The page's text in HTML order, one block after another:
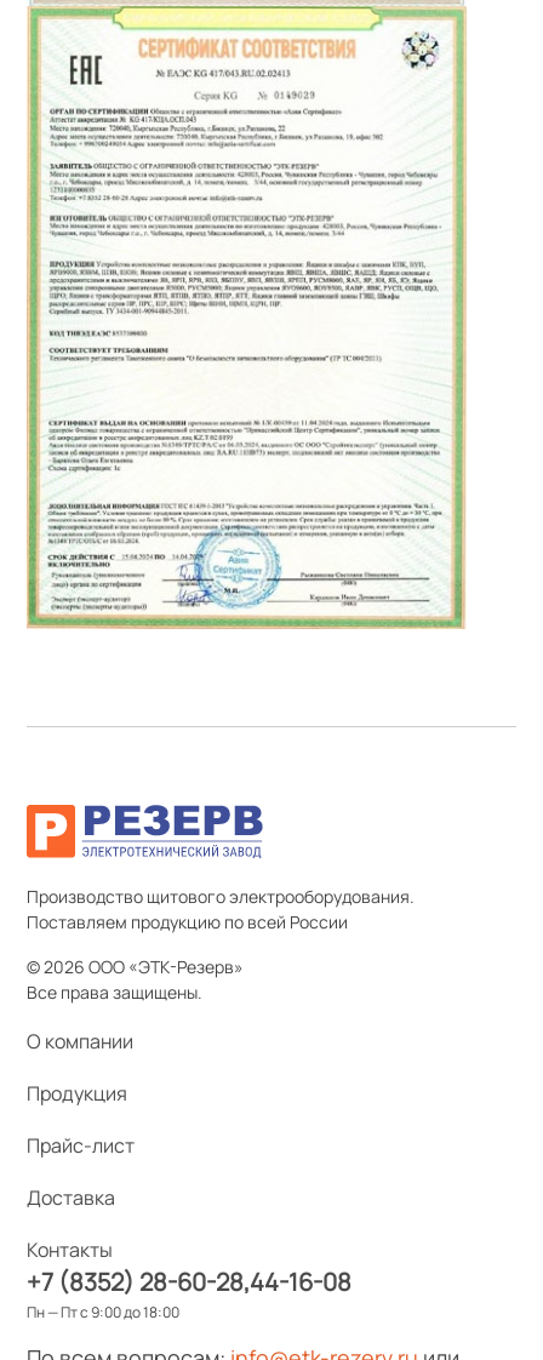
Производство щитового электрооборудования.
Поставляем продукцию по всей России
© 2026 ООО «ЭТК-Резерв»
Все права защищены.
О компании
Продукция
Прайс-лист
Доставка
Контакты
+7 (8352) 28-60-28 44-16-08
Пн — Пт с 9:00 до 18:00